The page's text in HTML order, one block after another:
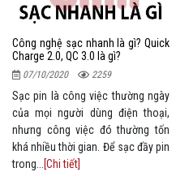
Công nghệ sạc nhanh là gì? Quick
Charge 2.0, QC 3.0 là gì?
07/10/2020 2259
Sạc pin là công việc thường ngày
của mọi người dùng điện thoại,
nhưng công việc đó thường tốn
khá nhiều thời gian. Để sạc đầy pin
trong...
[Chi tiết]